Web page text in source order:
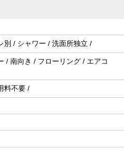
別 / シャワー / 洗面所独立 /
/ 南向き / フローリング / エアコ
料不要 /